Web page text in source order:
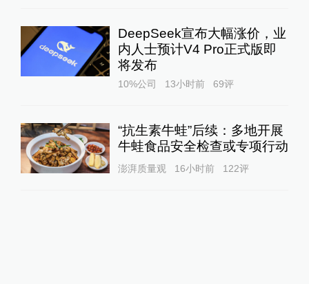
DeepSeek宣布大幅涨价，业
内人士预计V4 Pro正式版即
将发布
10%公司 13小时前 69评
“抗生素牛蛙”后续：多地开展
牛蛙食品安全检查或专项行动
澎湃质量观 16小时前 122评